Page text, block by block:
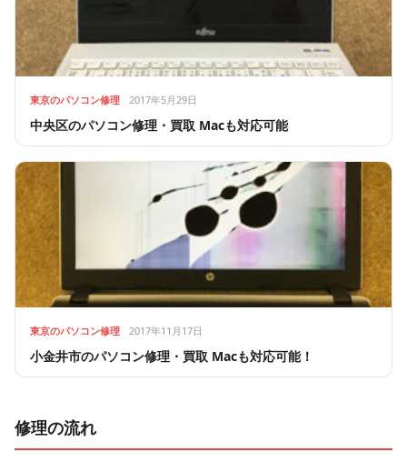
東京のパソコン修理 2017年5月29日
中央区のパソコン修理・買取 Macも対応可能
東京のパソコン修理 2017年11月17日
小金井市のパソコン修理・買取 Macも対応可能！
修理の流れ